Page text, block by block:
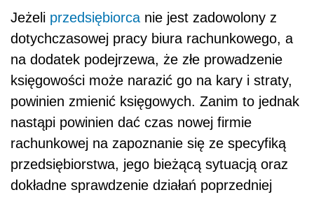
Jeżeli przedsiębiorca nie jest zadowolony z
dotychczasowej pracy biura rachunkowego, a
na dodatek podejrzewa, że złe prowadzenie
księgowości może narazić go na kary i straty,
powinien zmienić księgowych. Zanim to jednak
nastąpi powinien dać czas nowej firmie
rachunkowej na zapoznanie się ze specyfiką
przedsiębiorstwa, jego bieżącą sytuacją oraz
dokładne sprawdzenie działań poprzedniej